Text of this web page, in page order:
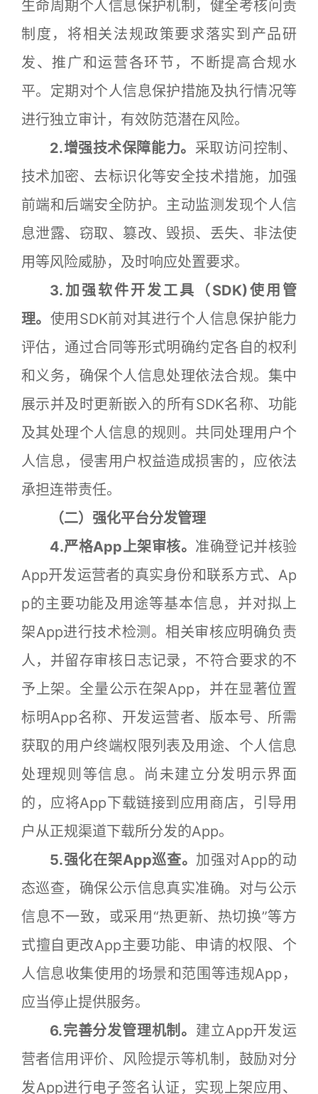
生命周期个人信息保护机制，健全考核问责
制度，将相关法规政策要求落实到产品研
发、推广和运营各环节，不断提高合规水
平。定期对个人信息保护措施及执行情况等
进行独立审计，有效防范潜在风险。
2.增强技术保障能力。 采取访问控制、
技术加密、去标识化等安全技术措施，加强
前端和后端安全防护。主动监测发现个人信
息泄露、窃取、篡改、毁损、丢失、非法使
用等风险威胁，及时响应处置要求。
3.加强软件开发工具（SDK)使用管
理。 使用SDK前对其进行个人信息保护能力
评估，通过合同等形式明确约定各自的权利
和义务，确保个人信息处理依法合规。集中
展示并及时更新嵌入的所有SDK名称、功能
及其处理个人信息的规则。共同处理用户个
人信息，侵害用户权益造成损害的，应依法
承担连带责任。
（二）强化平台分发管理
4.严格App上架审核。 准确登记并核验
App开发运营者的真实身份和联系方式、Ap
p的主要功能及用途等基本信息，并对拟上
架App进行技术检测。相关审核应明确负责
人，并留存审核日志记录，不符合要求的不
予上架。全量公示在架App，并在显著位置
标明App名称、开发运营者、版本号、所需
获取的用户终端权限列表及用途、个人信息
处理规则等信息。尚未建立分发明示界面
的，应将App下载链接到应用商店，引导用
户从正规渠道下载所分发的App。
5.强化在架App巡查。 加强对App的动
态巡查，确保公示信息真实准确。对与公示
信息不一致，或采用“热更新、热切换”等方
式擅自更改App主要功能、申请的权限、个
人信息收集使用的场景和范围等违规App，
应当停止提供服务。
6.完善分发管理机制。 建立App开发运
营者信用评价、风险提示等机制，鼓励对分
发App进行电子签名认证，实现上架应用、